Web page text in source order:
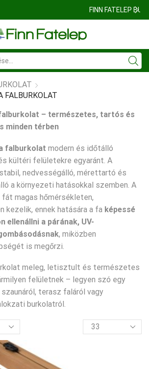
input
FALBURKOLAT
– természetes, tartós és
minden térben
falburkolat modern és időtálló
kültéri felületekre egyaránt. A
nedvességálló, mérettartó és
a környezeti hatásokkal szemben. A
magas hőmérsékleten,
kezelik, ennek hatására a fa képessé
ellenállni a párának, UV-
, miközben
is megőrzi.
meleg, letisztult és természetes
felületnek – legyen szó egy
terasz faláról vagy
burkolatról.
termék
per